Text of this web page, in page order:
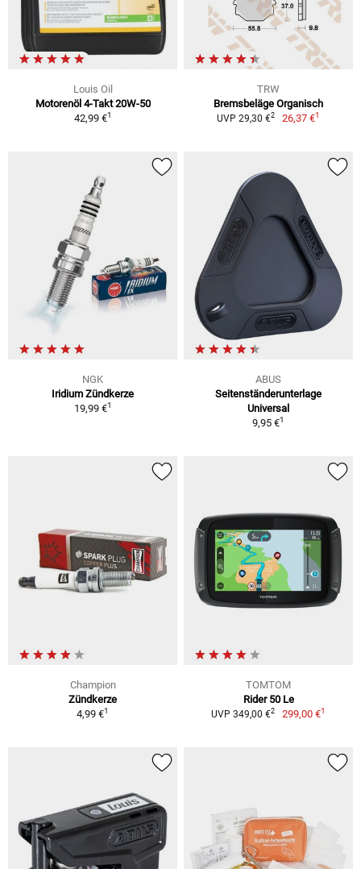
Louis Oil
Motorenöl 4-Takt 20W-50
42,99 €1
TRW
Bremsbeläge Organisch
UVP 29,30 €2 26,37 €1
NGK
Iridium Zündkerze
19,99 €1
ABUS
Seitenständerunterlage
Universal
9,95 €1
Champion
Zündkerze
4,99 €1
TOMTOM
Rider 50 Le
UVP 349,00 €2 299,00 €1